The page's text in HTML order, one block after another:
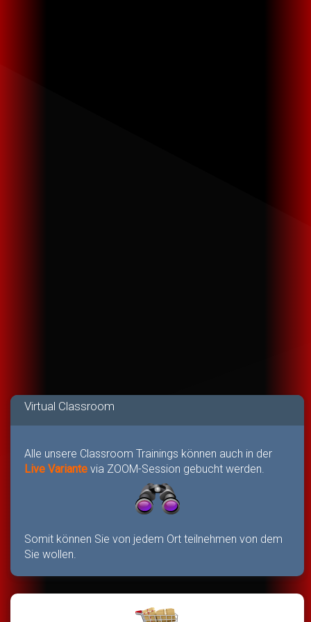
Virtual Classroom
Alle unsere Classroom Trainings können auch in der
Live Variante via ZOOM-Session gebucht werden.
Somit können Sie von jedem Ort teilnehmen von dem
Sie wollen.